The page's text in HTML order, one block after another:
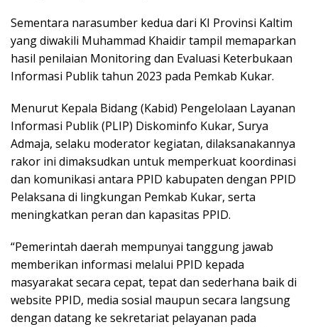
Sementara narasumber kedua dari KI Provinsi Kaltim
yang diwakili Muhammad Khaidir tampil memaparkan
hasil penilaian Monitoring dan Evaluasi Keterbukaan
Informasi Publik tahun 2023 pada Pemkab Kukar.
Menurut Kepala Bidang (Kabid) Pengelolaan Layanan
Informasi Publik (PLIP) Diskominfo Kukar, Surya
Admaja, selaku moderator kegiatan, dilaksanakannya
rakor ini dimaksudkan untuk memperkuat koordinasi
dan komunikasi antara PPID kabupaten dengan PPID
Pelaksana di lingkungan Pemkab Kukar, serta
meningkatkan peran dan kapasitas PPID.
“Pemerintah daerah mempunyai tanggung jawab
memberikan informasi melalui PPID kepada
masyarakat secara cepat, tepat dan sederhana baik di
website PPID, media sosial maupun secara langsung
dengan datang ke sekretariat pelayanan pada